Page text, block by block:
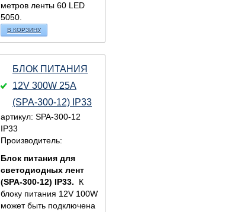
метров ленты 60 LED
5050.
В КОРЗИНУ
БЛОК ПИТАНИЯ
12V 300W 25A
(SPA-300-12) IP33
артикул: SPA-300-12
IP33
Производитель:
Блок питания для
светодиодных лент
(SPA-300-12) IP33. К
блоку питания 12V 100W
может быть подключена